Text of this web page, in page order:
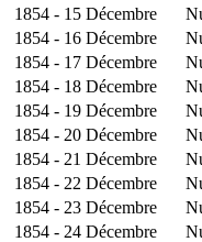
1854 - 15 Décembre
1854 - 16 Décembre
1854 - 17 Décembre
1854 - 18 Décembre
1854 - 19 Décembre
1854 - 20 Décembre
1854 - 21 Décembre
1854 - 22 Décembre
1854 - 23 Décembre
1854 - 24 Décembre